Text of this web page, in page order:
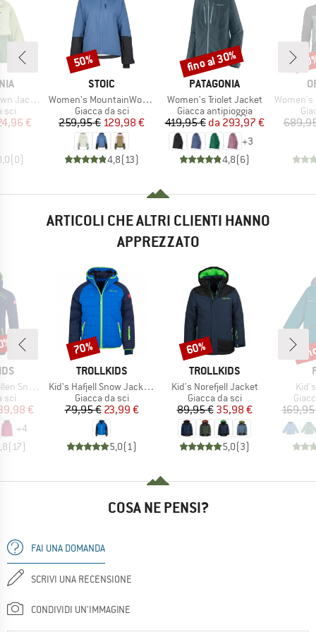
Jacket
sci
ridotto
€
(0)
MARCHIO
STOIC
Articolo
Women's MountainWool AsplidenSt. III Ski Jacket
Gruppo di prodotti
Giacca da sci
Prezzo
259,95 €Prezzo ridotto
129,98 €
4,8(13)
Sconto
50%
MARCHIO
PATAGONIA
Articolo
Women's Triolet Jacket
Gruppo di prodotti
Giacca antipioggia
Prezzo
419,95 € Prezzo ridotto
da 293,97 €
+3
4,8(6)
Sconto
fino al 30%
Articolo
Women's 3L
ARTICOLI CHE ALTRI CLIENTI HANNO
APPREZZATO
Pro
sci
ridotto
€
+4
(17)
MARCHIO
TROLLKIDS
Articolo
Kid's Hafjell Snow Jacket XT
Gruppo di prodotti
Giacca da sci
Prezzo
79,95 €Prezzo ridotto
23,99 €
5,0(1)
Sconto
70%
MARCHIO
TROLLKIDS
Articolo
Kid's Norefjell Jacket
Gruppo di prodotti
Giacca da sci
Prezzo
89,95 €Prezzo ridotto
35,98 €
5,0(3)
Sconto
60%
COSA NE PENSI?
FAI UNA DOMANDA
SCRIVI UNA RECENSIONE
CONDIVIDI UN'IMMAGINE